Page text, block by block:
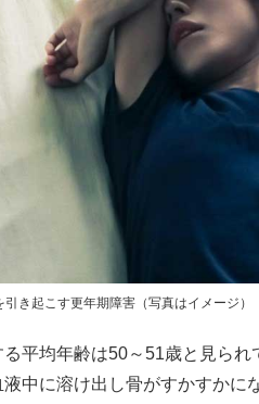
引き起こす更年期障害（写真はイメージ）
平均年齢は50～51歳と見ら
中に溶け出し骨がすかすかに